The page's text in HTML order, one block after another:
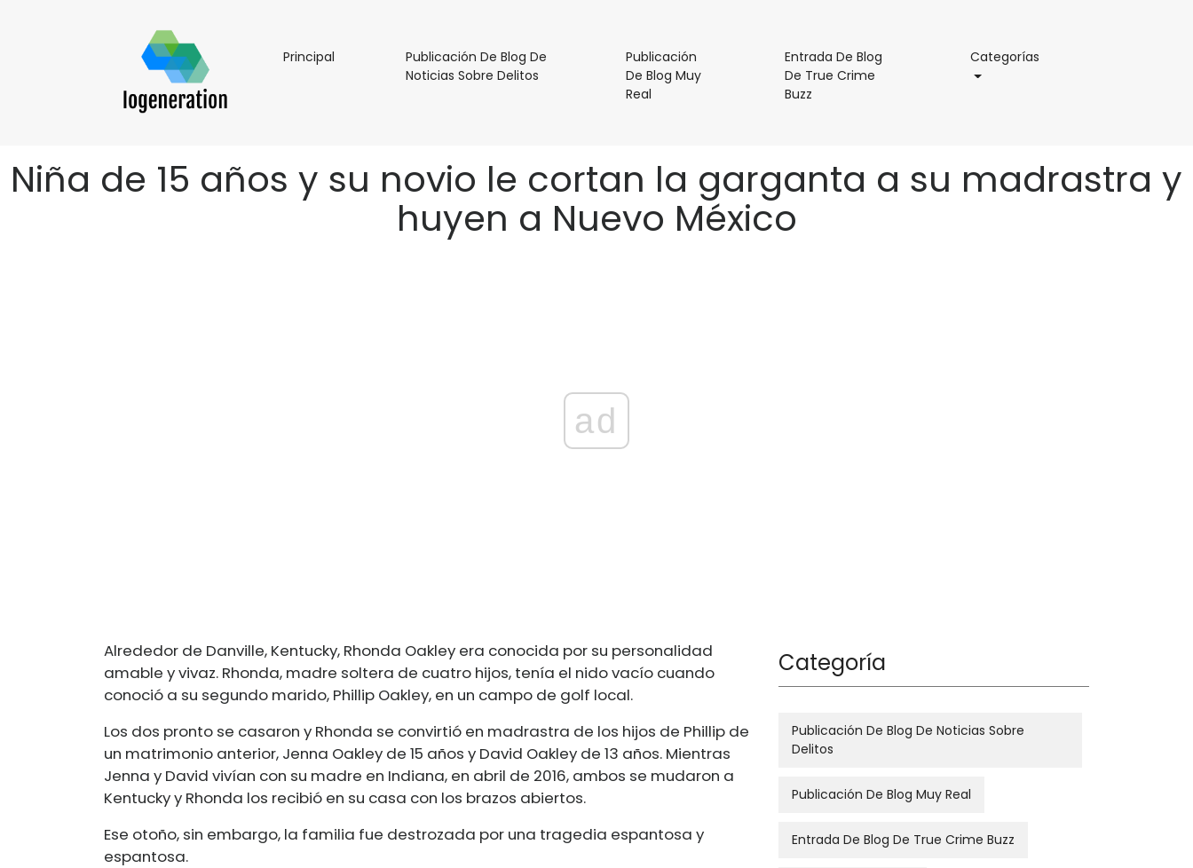
PrincipalPrincipal
Publicación De Blog De
Noticias Sobre DelitosPublicación
Delitos
Publicación
De Blog Muy
Real
Real
Entrada De Blog
De True Crime
BuzzEntrada
True
Crime
Categorías
Niña de 15 años y su novio le cortan la garganta a su madrastra y
huyen a Nuevo México
ad
Alrededor de Danville, Kentucky, Rhonda Oakley era conocida por su personalidad
amable y vivaz. Rhonda, madre soltera de cuatro hijos, tenía el nido vacío cuando
conoció a su segundo marido, Phillip Oakley, en un campo de golf local.
Los dos pronto se casaron y Rhonda se convirtió en madrastra de los hijos de Phillip de
un matrimonio anterior, Jenna Oakley de 15 años y David Oakley de 13 años. Mientras
Jenna y David vivían con su madre en Indiana, en abril de 2016, ambos se mudaron a
Kentucky y Rhonda los recibió en su casa con los brazos abiertos.
Ese otoño, sin embargo, la familia fue destrozada por una tragedia espantosa y
espantosa.
Categoría
Publicación De Blog De Noticias Sobre
Delitos
Publicación De Blog Muy Real
Entrada De Blog De True Crime Buzz